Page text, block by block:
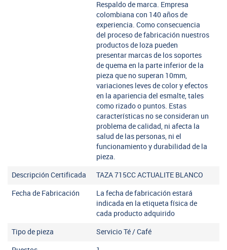
Respaldo de marca. Empresa
colombiana con 140 años de
experiencia. Como consecuencia
del proceso de fabricación nuestros
productos de loza pueden
presentar marcas de los soportes
de quema en la parte inferior de la
pieza que no superan 10mm,
variaciones leves de color y efectos
en la apariencia del esmalte, tales
como rizado o puntos. Estas
características no se consideran un
problema de calidad, ni afecta la
salud de las personas, ni el
funcionamiento y durabilidad de la
pieza.
Descripción Certificada TAZA 715CC ACTUALITE BLANCO
Fecha de Fabricación
La fecha de fabricación estará
indicada en la etiqueta física de
cada producto adquirido
Tipo de pieza Servicio Té / Café